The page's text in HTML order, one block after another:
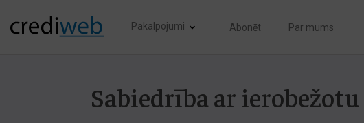
Pakalpojumi Abonēt Par mums
Sabiedrība ar